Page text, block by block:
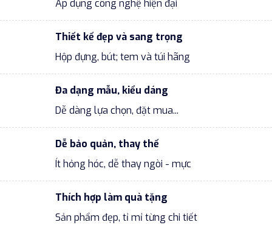
Áp dụng công nghệ hiện đại
Thiết kế đẹp và sang trọng
Hộp đựng, bút; tem và túi hãng
Đa dạng mẫu, kiểu dáng
Dễ dàng lựa chọn, đặt mua...
Dễ bảo quản, thay thế
Ít hỏng hóc, dễ thay ngòi - mực
Thích hợp làm quà tặng
Sản phẩm đẹp, tỉ mỉ từng chi tiết